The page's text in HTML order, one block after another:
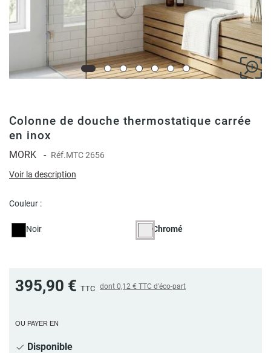
Colonne de douche thermostatique carrée
en inox
MORK - Réf.MTC 2656
Voir la description
Couleur :
Noir Chromé
395,90 € TTC dont 0,12 € TTC d'éco-part
OU PAYER EN
Disponible